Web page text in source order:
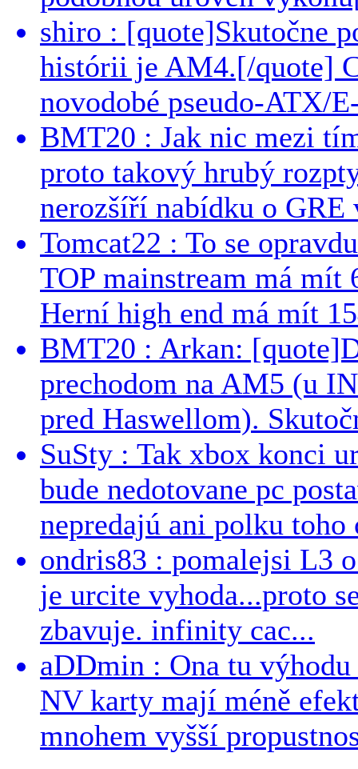
shiro : [quote]Skutočne
histórii je AM4.[/quote]
novodobé pseudo-ATX/
BMT20 : Jak nic mezi
proto takový hrubý
nerozšíří nabídku o GRE
Tomcat22 : To se
TOP mainstream má
Herní high end má mít
BMT20 : Arkan:
prechodom na AM5 (u
pred Haswellom).
SuSty : Tak xbox konci
bude nedotovane pc
nepredajú ani polku toho
ondris83 : pomalejsi L3
je urcite vyhoda...proto
zbavuje. infinity cac...
aDDmin : Ona tu
NV karty mají méně
mnohem vyšší